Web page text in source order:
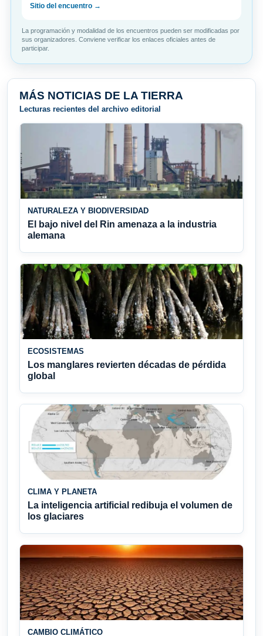
Sitio del encuentro →
La programación y modalidad de los encuentros pueden ser modificadas por
sus organizadores. Conviene verificar los enlaces oficiales antes de
participar.
MÁS NOTICIAS DE LA TIERRA
Lecturas recientes del archivo editorial
NATURALEZA Y BIODIVERSIDAD
El bajo nivel del Rin amenaza a la industria
alemana
ECOSISTEMAS
Los manglares revierten décadas de pérdida
global
CLIMA Y PLANETA
La inteligencia artificial redibuja el volumen de
los glaciares
CAMBIO CLIMÁTICO